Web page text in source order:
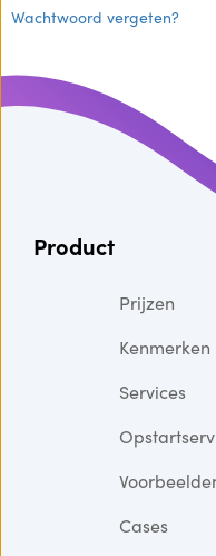
Wachtwoord vergeten?
Product
Prijzen
Kenmerken
Services
Cases